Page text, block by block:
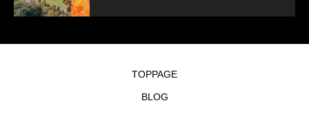
TOPPAGE
BLOG